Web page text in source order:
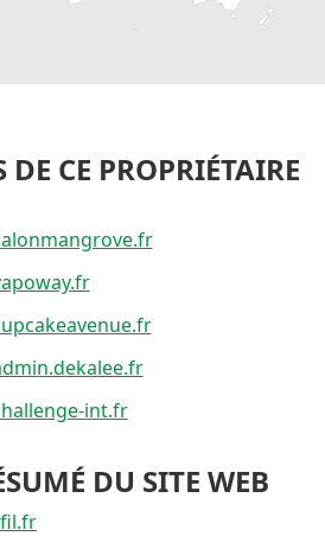
DE CE PROPRIÉTAIRE
int.fr
DU SITE WEB